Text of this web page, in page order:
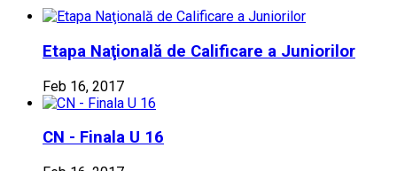
Etapa Naţională de Calificare a Juniorilor
Feb 16, 2017
CN - Finala U 16